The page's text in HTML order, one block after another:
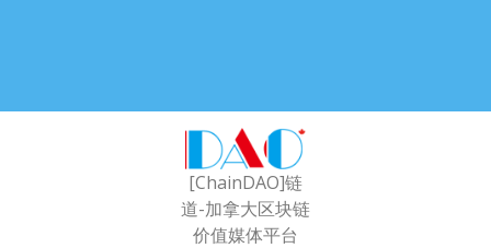
[ChainDAO]链
道-加拿大区块链
价值媒体平台